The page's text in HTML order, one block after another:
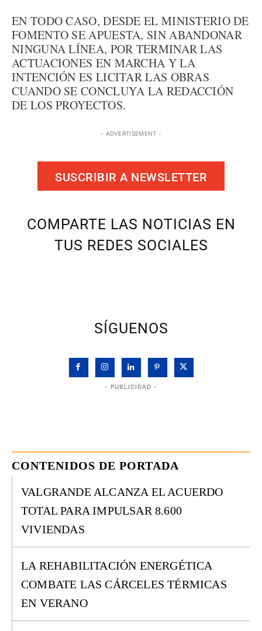
EN TODO CASO, DESDE EL MINISTERIO DE
FOMENTO SE APUESTA, SIN ABANDONAR
NINGUNA LÍNEA, POR TERMINAR LAS
ACTUACIONES EN MARCHA Y LA
INTENCIÓN ES LICITAR LAS OBRAS
CUANDO SE CONCLUYA LA REDACCIÓN
DE LOS PROYECTOS.
- ADVERTISEMENT -
SUSCRIBIR A NEWSLETTER
COMPARTE LAS NOTICIAS EN
TUS REDES SOCIALES
SÍGUENOS
- PUBLICIDAD -
CONTENIDOS DE PORTADA
VALGRANDE ALCANZA EL ACUERDO
TOTAL PARA IMPULSAR 8.600
VIVIENDAS
LA REHABILITACIÓN ENERGÉTICA
COMBATE LAS CÁRCELES TÉRMICAS
EN VERANO